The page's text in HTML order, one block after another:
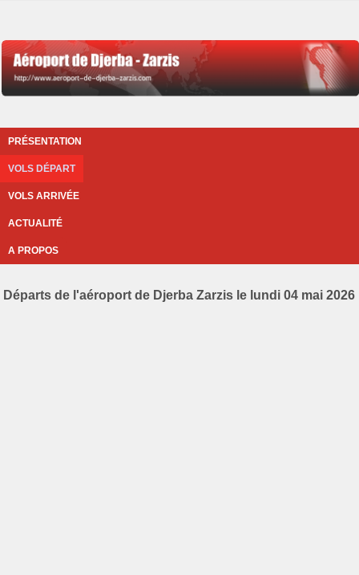
PRÉSENTATION
VOLS DÉPART
VOLS ARRIVÉE
ACTUALITÉ
A PROPOS
Départs de l'aéroport de Djerba Zarzis le lundi 04 mai 2026